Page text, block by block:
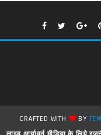
CRAFTED WITH BY